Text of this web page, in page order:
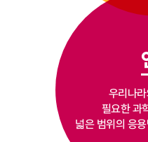
우리나
필요한 과
넓은 범위의 응